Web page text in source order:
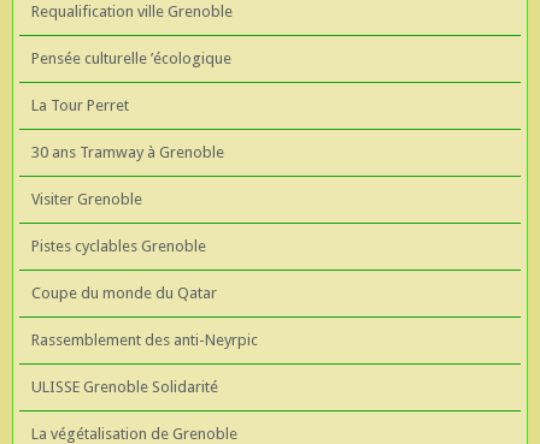
Requalification ville Grenoble
Pensée culturelle ’écologique
La Tour Perret
30 ans Tramway à Grenoble
Visiter Grenoble
Pistes cyclables Grenoble
Coupe du monde du Qatar
Rassemblement des anti-Neyrpic
ULISSE Grenoble Solidarité
La végétalisation de Grenoble